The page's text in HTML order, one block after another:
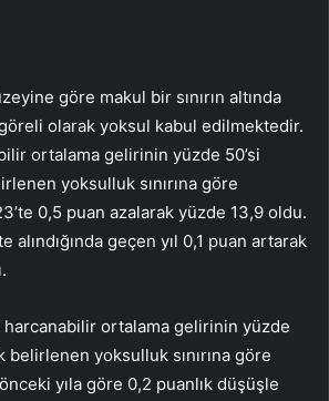
göre makul bir sınırın altında
olarak yoksul kabul edilmektedir.
ortalama gelirinin yüzde 50’si
yoksulluk sınırına göre
0,5 puan azalarak yüzde 13,9 oldu.
alındığında geçen yıl 0,1 puan artarak
harcanabilir ortalama gelirinin yüzde
belirlenen yoksulluk sınırına göre
yıla göre 0,2 puanlık düşüşle